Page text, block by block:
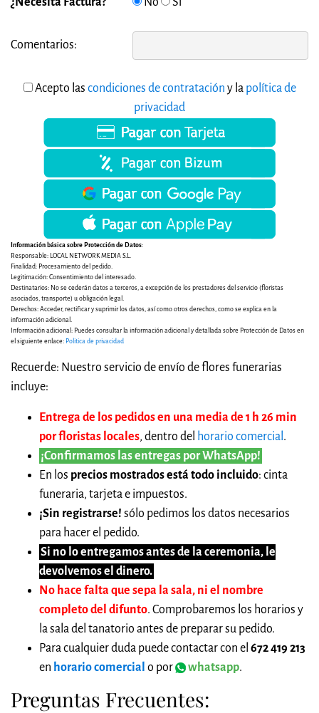
Comentarios:
Acepto las condiciones de contratación y la política de
privacidad
Información básica sobre Protección de Datos:
Responsable: LOCAL NETWORK MEDIA S.L.
Finalidad: Procesamiento del pedido.
Legitimación: Consentimiento del interesado.
Destinatarios: No se cederán datos a terceros, a excepción de los prestadores del servicio (floristas
asociados, transporte) u obligación legal.
Derechos: Acceder, rectificar y suprimir los datos, así como otros derechos, como se explica en la
información adicional.
Información adicional: Puedes consultar la información adicional y detallada sobre Protección de Datos en
el siguiente enlace: Politica de privacidad
Recuerde: Nuestro servicio de envío de flores funerarias
incluye:
Entrega de los pedidos en una media de 1 h 26 min
por floristas locales, dentro del horario comercial .
¡Confirmamos las entregas por WhatsApp!
En los precios mostrados está todo incluido: cinta
funeraria, tarjeta e impuestos.
¡Sin registrarse! sólo pedimos los datos necesarios
para hacer el pedido.
Si no lo entregamos antes de la ceremonia, le
devolvemos el dinero.
No hace falta que sepa la sala, ni el nombre
completo del difunto. Comprobaremos los horarios y
la sala del tanatorio antes de preparar su pedido.
Para cualquier duda puede contactar con el 672 419 213
en horario comercial o por whatsapp.
Preguntas Frecuentes: